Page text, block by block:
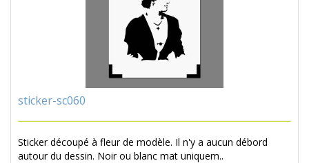
sticker-sc060
Sticker découpé à fleur de modèle. Il n'y a aucun débord
autour du dessin. Noir ou blanc mat uniquem..